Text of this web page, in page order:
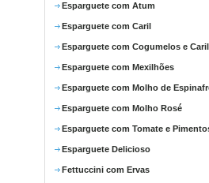
Esparguete com Atum
Esparguete com Caril
Esparguete com Cogumelos e Caril
Esparguete com Mexilhões
Esparguete com Molho de
Esparguete com Molho Rosé
Esparguete com Tomate e
Esparguete Delicioso
Fettuccini com Ervas